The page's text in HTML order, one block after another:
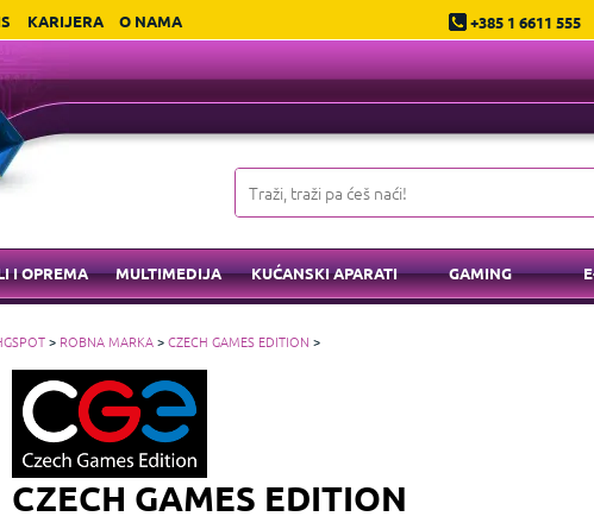
KARIJERA O NAMA +385 1 6611 555
I OPREMA MULTIMEDIJA KUĆANSKI APARATI GAMING
> ROBNA MARKA>CZECH GAMES EDITION >
CZECH GAMES EDITION